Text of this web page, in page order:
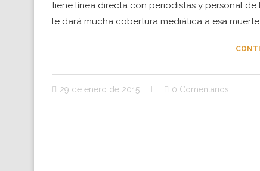
tiene línea directa con periodistas y personal
le dará mucha cobertura mediática a esa
29 de enero de 2015 0 Comentarios